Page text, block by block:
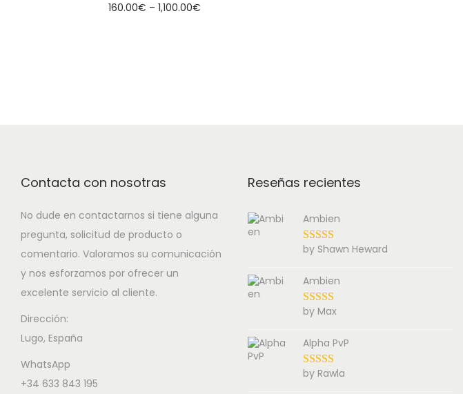
160.00€ – 1,100.00€
Contacta con nosotras
No dude en contactarnos si tiene alguna
pregunta, solicitud de producto o
comentario. Valoramos su comunicación
y nos esforzamos por ofrecer un
excelente servicio al cliente.
Dirección:
Lugo, España
WhatsApp
+34 633 843 195
Reseñas recientes
Ambien
by Shawn Heward
Ambien
by Max
Alpha PvP
by Rawla